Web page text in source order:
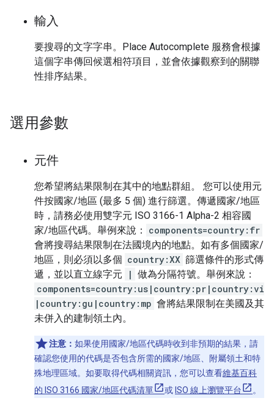
輸入
要搜尋的文字字串。Place Autocomplete 服務會根據
這個字串傳回候選相符項目，並會依據觀察到的關聯
性排序結果。
選用參數
元件
您希望將結果限制在其中的地點群組。 您可以使用元
件按國家/地區 (最多 5 個) 進行篩選。傳遞國家/地區
時，請務必使用雙字元 ISO 3166-1 Alpha-2 相容國
家/地區代碼。舉例來說：
components=country:fr
會將搜尋結果限制在法國境內的地點。如有多個國家/
地區，則必須以多個 country:XX 篩選條件的形式傳
遞，並以直立線字元
| 做為分隔符號。舉例來說：
components=country:us|country:pr|country:vi
|country:gu|country:mp 會將結果限制在美國及其
未併入的建制領土內。
注意： 如果使用國家/地區代碼時收到非預期的結果，請
確認您使用的代碼是否包含所需的國家/地區、附屬領土和特
殊地理區域。如要取得代碼相關資訊，您可以查看維基百科
的 ISO 3166 國家/地區代碼清單
或 ISO 線上瀏覽平台 。